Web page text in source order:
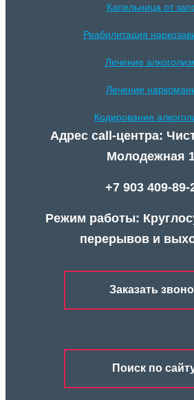
Капельница от
Реабилитация
Лечение
Лечение
Кодирование
Адрес call-центра:
Молодежная
+7 903 409-89-
Режим работы:
перерывов и
Заказать
Поиск по